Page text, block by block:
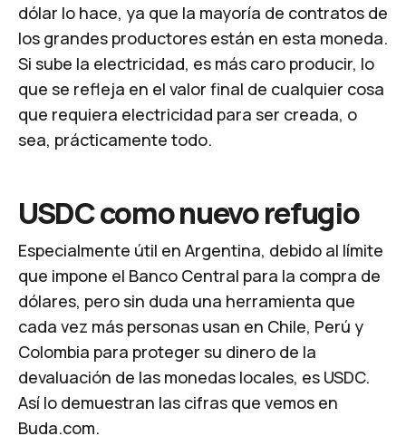
dólar lo hace, ya que la mayoría de contratos de
los grandes productores están en esta moneda.
Si sube la electricidad, es más caro producir, lo
que se refleja en el valor final de cualquier cosa
que requiera electricidad para ser creada, o
sea, prácticamente todo.
USDC como nuevo refugio
Especialmente útil en Argentina, debido al límite
que impone el Banco Central para la compra de
dólares, pero sin duda una herramienta que
cada vez más personas usan en Chile, Perú y
Colombia para proteger su dinero de la
devaluación de las monedas locales, es USDC.
Así lo demuestran las cifras que vemos en
Buda.com.